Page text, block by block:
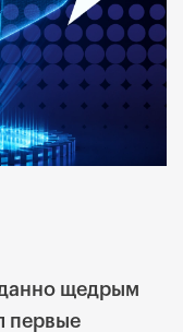
щедрым
первые